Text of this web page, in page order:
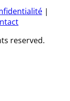
|
reserved.